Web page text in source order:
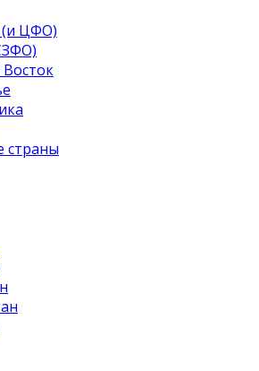
(и ЦФО)
страны